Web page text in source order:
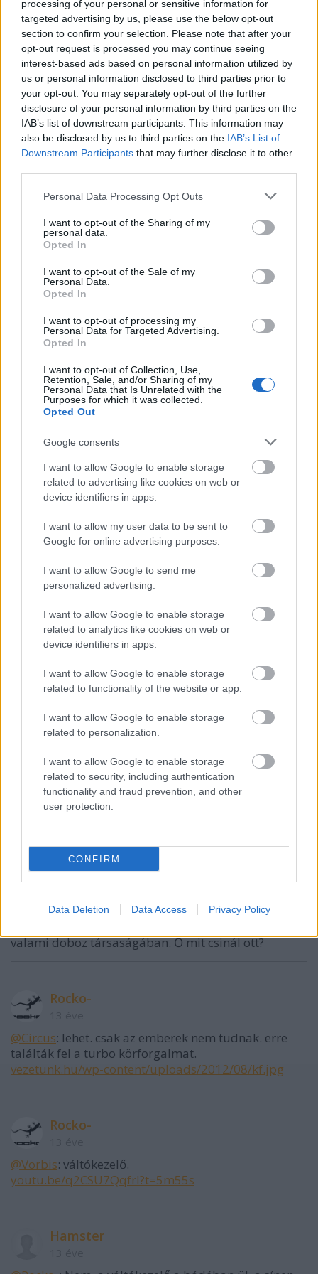
processing of your personal or sensitive information for
targeted advertising by us, please use the below opt-out
section to confirm your selection. Please note that after your
opt-out request is processed you may continue seeing
interest-based ads based on personal information utilized by
us or personal information disclosed to third parties prior to
your opt-out. You may separately opt-out of the further
disclosure of your personal information by third parties on the
IAB’s list of downstream participants. This information may
also be disclosed by us to third parties on the IAB’s List of
Downstream Participants that may further disclose it to other
Please note that this website/app uses one or more Google
not limited to your visit or usage behaviour. You may click to
grant or deny consent to Google and its third-party tags to
use your data for below specified purposes in below Google
consent section.
Personal Data Processing Opt Outs
I want to opt-out of the Sharing of my
personal data.
Opted In
I want to opt-out of the Sale of my
Personal Data.
Opted In
I want to opt-out of processing my
Personal Data for Targeted Advertising.
Opted In
I want to opt-out of Collection, Use,
Retention, Sale, and/or Sharing of my
Personal Data that Is Unrelated with the
Purposes for which it was collected.
Opted Out
Google consents
I want to allow Google to enable storage
related to advertising like cookies on web or
device identifiers in apps.
I want to allow my user data to be sent to
Google for online advertising purposes.
I want to allow Google to send me
personalized advertising.
I want to allow Google to enable storage
related to analytics like cookies on web or
device identifiers in apps.
I want to allow Google to enable storage
related to functionality of the website or app.
I want to allow Google to enable storage
related to personalization.
I want to allow Google to enable storage
related to security, including authentication
functionality and fraud prevention, and other
user protection.
CONFIRM
Data Deletion Data Access Privacy Policy
nyelv-ész
13 éve
@Circus : ennek folyománya, hogy minek megy be
valaki a belső sávba, ha pár méter után úgyis
kihajt...
A konkrét példában (eMnull-11-es út) a kör teljes
kerülete nincs 100 méter, tehát a be- és kihajtás
között még ennyi távolság sincs (kivéve, ha szeret
qnadam
13 éve
@nyelv-ész
: szerintem ott minden kihajtás után
kellene a külső sávba egy beton terelőelem. így
mindig csak az menne a külsőben, aki már kifelé
qnadam
13 éve
@nyelv-ész:
qnadam.hu/blog/images/20050529043957112_050
529jelzolampa.jpg
a helyszín biztos, és a dátum is :)
13 éve
@Hamster: Persze, szerintem az országban rengeteg
körforgalom volt és épült az átkosban. Azt el tudom
képzelni, hogy egy-egy helyi, túlbuzgó potentát
megpróbálta a dolgot ideológizálni - de ez nyilván
nem volt általános dolog.
13 éve
A spirális körforgalomról még szó sem volt :D
Körönd, Oktogon, Móricz szervizútjai nem
körforgalmak, azok csak kanyarodást (parkolást)
segítő utcácskák. Köröndnél is meg az Oktogonon is
csak onnan lehet jobbra illetve balra kanyarodni a
Vorbis
13 éve
valami doboz társaságában. Ő mit csinál ott?
Rocko-
@Circus: lehet. csak az emberek nem tudnak. erre
találták fel a turbo körforgalmat.
vezetunk.hu/wp-content/uploads/2012/08/kf.jpg
Rocko-
@Vorbis: váltókezelő.
youtu.be/q2CSU7QqfrI?t=5m55s
Hamster